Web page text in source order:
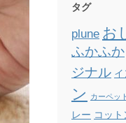
タグ
plune お
ふかふか
ジナル
ン
カーペット
レー コット